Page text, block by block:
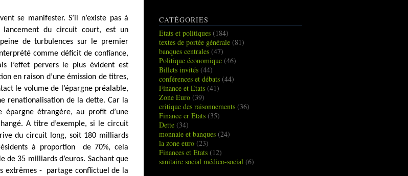
se manifester. S’il n’existe pas à
du circuit court, est un
de turbulences sur le premier
comme déficit de confiance,
l’effet pervers le plus évident est
en raison d’une émission de titres,
le volume de l’épargne préalable,
renationalisation de la dette. Car la
épargne étrangère, au profit d’une
A titre d’exemple, si le circuit
du circuit long, soit 180 milliards
à proportion
de 70%, cela
de 35 milliards d’euros. Sachant que
extrêmes -
partage conflictuel de la
CATÉGORIES
Etats et politiques (184)
textes de portée générale (81)
banques centrales (47)
Politique économique (46)
Billets invités (44)
conférences et débats (44)
Finance et Etats (41)
Zone Euro (39)
critique des raisonnements (36)
Finance er Etats (35)
Dette (34)
monnaie et banques (24)
la zone euro (23)
Finances et Etats (12)
sanitaire social médico-social (6)